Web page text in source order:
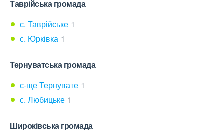
Таврійська громада
с. Таврійське 1
с. Юрківка 1
Тернуватська громада
с-ще Тернувате 1
с. Любицьке 1
Широківська громада